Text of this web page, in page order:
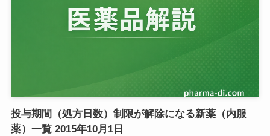
投与期間（処方日数）制限が解除になる新薬（内服
薬）一覧 2015年10月1日